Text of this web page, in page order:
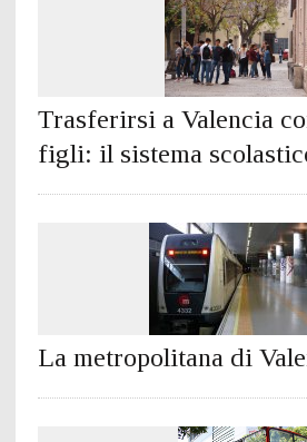
Trasferirsi a Valencia
figli: il sistema
La metropolitana di